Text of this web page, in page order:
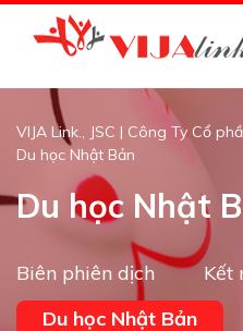
VIJA Link., JSC | Công Ty Cổ
Du học Nhật Bản
Du học Nhật
Biên phiên dịch
Kết
Du học Nhật Bản